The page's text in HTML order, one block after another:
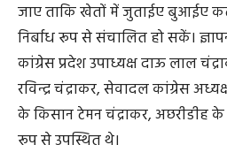
जाए ताकि खेतों में जुताईए बुआईए
निर्बाध रूप से संचालित हो सकें।
कांग्रेस प्रदेश उपाध्यक्ष दाऊ लाल
रविन्द्र चंद्राकर, सेवादल कांग्रेस
के किसान टेमन चंद्राकर, अछरीडीह